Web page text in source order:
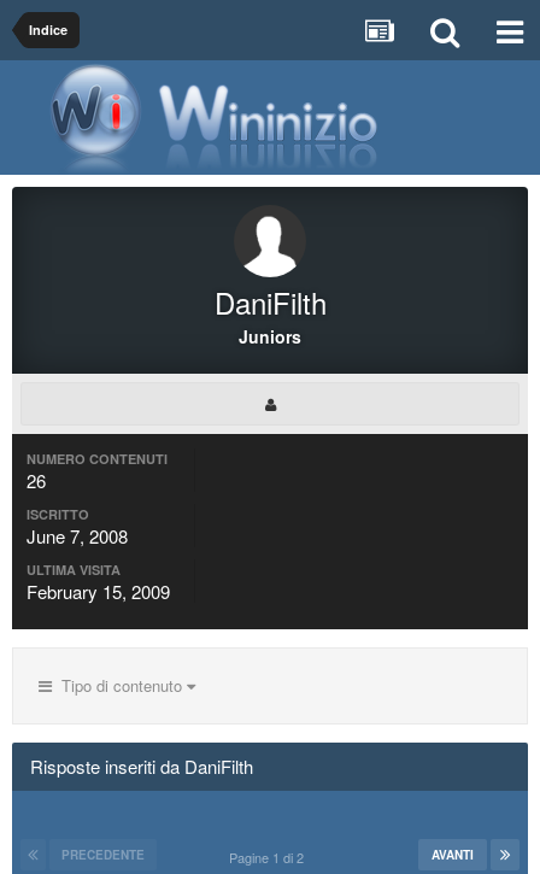
Indice
DaniFilth
Juniors
NUMERO CONTENUTI
26
ISCRITTO
June 7, 2008
ULTIMA VISITA
February 15, 2009
Tipo di contenuto
Risposte inseriti da DaniFilth
PRECEDENTE AVANTI
Pagine 1 di 2